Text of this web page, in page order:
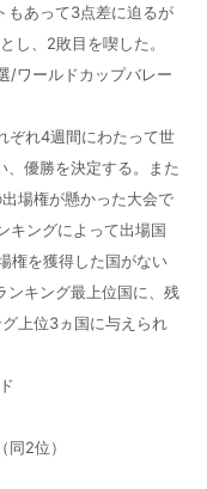
もあって3点差に迫るが
し、2敗目を喫した。
/ワールドカップバレー
ぞれ4週間にわたって世
、優勝を決定する。また
場権が懸かった大会で
キングによって出場国
権を獲得した国がない
ンキング最上位国に、残
上位3ヵ国に与えられ
2位）